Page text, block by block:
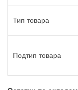
Тип товара
Подтип товара